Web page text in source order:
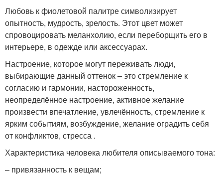
Любовь к фиолетовой палитре символизирует
опытность, мудрость, зрелость. Этот цвет может
спровоцировать меланхолию, если переборщить его в
интерьере, в одежде или аксессуарах.
Настроение, которое могут переживать люди,
выбирающие данный оттенок – это стремление к
согласию и гармонии, настороженность,
неопределённое настроение, активное желание
произвести впечатление, увлечённость, стремление к
ярким событиям, возбуждение, желание оградить себя
от конфликтов, стресса .
Характеристика человека любителя описываемого тона:
– привязанность к вещам;